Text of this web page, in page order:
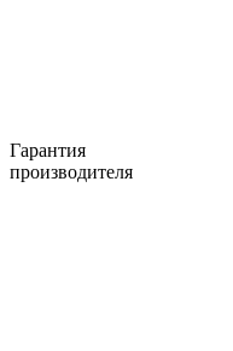
Гарантия
производителя